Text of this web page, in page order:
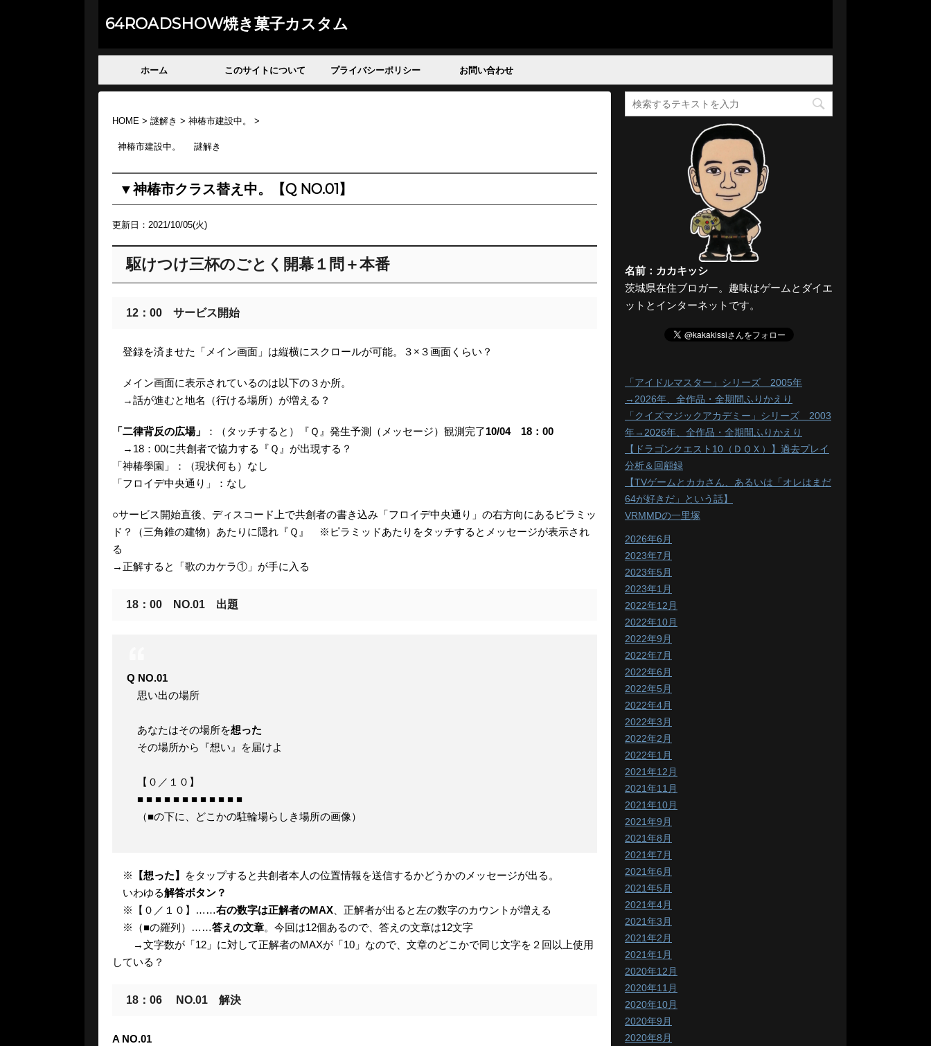
64ROADSHOW焼き菓子カスタム
ホーム このサイトについて プライバシーポリシー お問い合わせ
HOME > 謎解き > 神椿市建設中。 >
神椿市建設中。 謎解き
▼神椿市クラス替え中。【Q NO.01】
更新日： 2021/10/05(火)
駆けつけ三杯のごとく開幕１問＋本番
12：00 サービス開始
登録を済ませた「メイン画面」は縦横にスクロールが可能。３×３画面くらい？
メイン画面に表示されているのは以下の３か所。
→話が進むと地名（行ける場所）が増える？
「二律背反の広場」 ：（タッチすると）『Ｑ』発生予測（メッセージ）観測完了10/04 18：00
→18：00に共創者で協力する『Ｑ』が出現する？
「神椿學園」：（現状何も）なし
「フロイデ中央通り」：なし
○サービス開始直後、ディスコード上で共創者の書き込み「フロイデ中央通り」の右方向にあるピラミッ
ド？（三角錐の建物）あたりに隠れ『Ｑ』 ※ピラミッドあたりをタッチするとメッセージが表示され
る
→正解すると「歌のカケラ①」が手に入る
18：00 NO.01 出題
Q NO.01
思い出の場所
あなたはその場所を想った
その場所から『想い』を届けよ
【０／１０】
■ ■ ■ ■ ■ ■ ■ ■ ■ ■ ■ ■
（■の下に、どこかの駐輪場らしき場所の画像）
※ 【想った】
をタップすると共創者本人の位置情報を送信するかどうかのメッセージが出る。
いわゆる解答ボタン？
※【０／１０】……右の数字は正解者のMAX 、正解者が出ると左の数字のカウントが増える
※（■の羅列）……答えの文章。今回は12個あるので、答えの文章は12文字
→文字数が「12」に対して正解者のMAXが「10」なので、文章のどこかで同じ文字を２回以上使用
している？
18：06 NO.01 解決
A NO.01
名前：カカキッシ
茨城県在住ブロガー。趣味はゲームとダイエ
ットとインターネットです。
「アイドルマスター」シリーズ 2005年
→2026年、全作品・全期間ふりかえり
「クイズマジックアカデミー」シリーズ 2003
年→2026年、全作品・全期間ふりかえり
【ドラゴンクエスト10（ＤＱＸ）】過去プレイ
分析＆回顧録
【TVゲームとカカさん、あるいは「オレはまだ
64が好きだ」という話】
VRMMDの一里塚
2026年6月
2023年7月
2023年5月
2023年1月
2022年12月
2022年10月
2022年9月
2022年7月
2022年6月
2022年5月
2022年4月
2022年3月
2022年2月
2022年1月
2021年12月
2021年11月
2021年10月
2021年9月
2021年8月
2021年7月
2021年6月
2021年5月
2021年4月
2021年3月
2021年2月
2021年1月
2020年12月
2020年11月
2020年10月
2020年9月
2020年8月